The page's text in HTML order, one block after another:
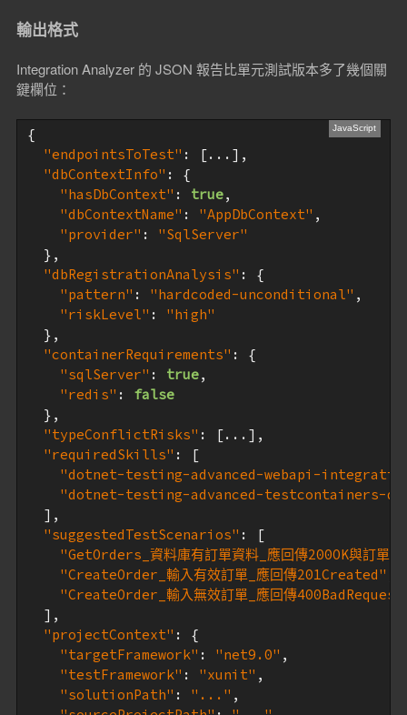
輸出格式
Integration Analyzer 的 JSON 報告比單元測試版本多了幾個關
鍵欄位：
{
"endpointsToTest" : [...],
"dbContextInfo" : {
"hasDbContext" : true,
"dbContextName" : "AppDbContext" ,
"provider" : "SqlServer"
  },
"dbRegistrationAnalysis" : {
"pattern" : "hardcoded-unconditional" ,
"riskLevel" : "high"
  },
"containerRequirements" : {
"sqlServer" : true,
"redis" : false
  },
"typeConflictRisks" : [...],
"requiredSkills" : [
"dotnet-testing-advanced-webapi-
"dotnet-testing-advanced-testcontainers-
  ],
"suggestedTestScenarios" : [
"GetOrders_資料庫有訂單資料_應回傳200OK與訂單
"CreateOrder_輸入有效訂單_應回傳201Created"
"CreateOrder_輸入無效訂單_應回傳400BadRequest
  ],
"projectContext" : {
"targetFramework" : "net9.0" ,
"testFramework" : "xunit" ,
"solutionPath" : "..." ,